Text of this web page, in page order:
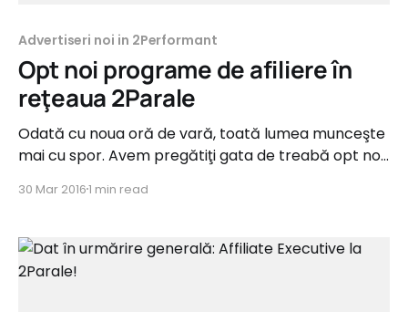
Advertiseri noi in 2Performant
Opt noi programe de afiliere în
reţeaua 2Parale
Odată cu noua oră de vară, toată lumea munceşte
mai cu spor. Avem pregătiţi gata de treabă opt noi
Suplimente Alimentare, IT&C, Home&Deco şi
drogheria.ro Tip campanie: Sale Categorie:
30 Mar 20161 min read